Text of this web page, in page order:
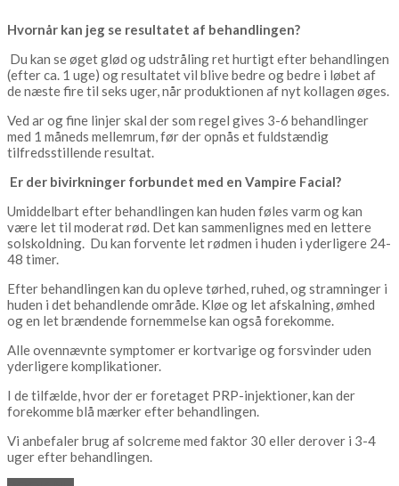
Hvornår kan jeg se resultatet af behandlingen?
Du kan se øget glød og udstråling ret hurtigt efter behandlingen
(efter ca. 1 uge) og resultatet vil blive bedre og bedre i løbet af
de næste fire til seks uger, når produktionen af ​​nyt kollagen øges.
Ved ar og fine linjer skal der som regel gives 3-6 behandlinger
med 1 måneds mellemrum, før der opnås et fuldstændig
tilfredsstillende resultat.
Er der bivirkninger forbundet med en Vampire Facial?
Umiddelbart efter behandlingen kan huden føles varm og kan
være let til moderat rød. Det kan sammenlignes med en lettere
solskoldning. Du kan forvente let rødmen i huden i yderligere 24-
48 timer.
Efter behandlingen kan du opleve tørhed, ruhed, og stramninger i
huden i det behandlende område. Kløe og let afskalning, ømhed
og en let brændende fornemmelse kan også forekomme.
Alle ovennævnte symptomer er kortvarige og forsvinder uden
yderligere komplikationer.
I de tilfælde, hvor der er foretaget PRP-injektioner, kan der
forekomme blå mærker efter behandlingen.
Vi anbefaler brug af solcreme med faktor 30 eller derover i 3-4
uger efter behandlingen.